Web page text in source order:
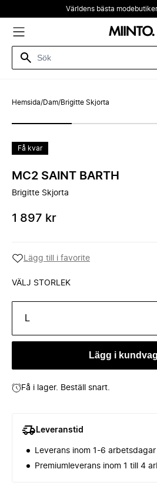
Världens bästa
Hemsida/Dam/Brigitte Skjorta
Få kvar
MC2 SAINT BARTH
Brigitte Skjorta
1 897 kr
Lägg till i favorite
VÄLJ STORLEK
L
Lägg i
Få i lager. Beställ snart.
Leveranstid
Leverans inom 1-6 arbetsdagar
Premiumleverans inom 1 till 4